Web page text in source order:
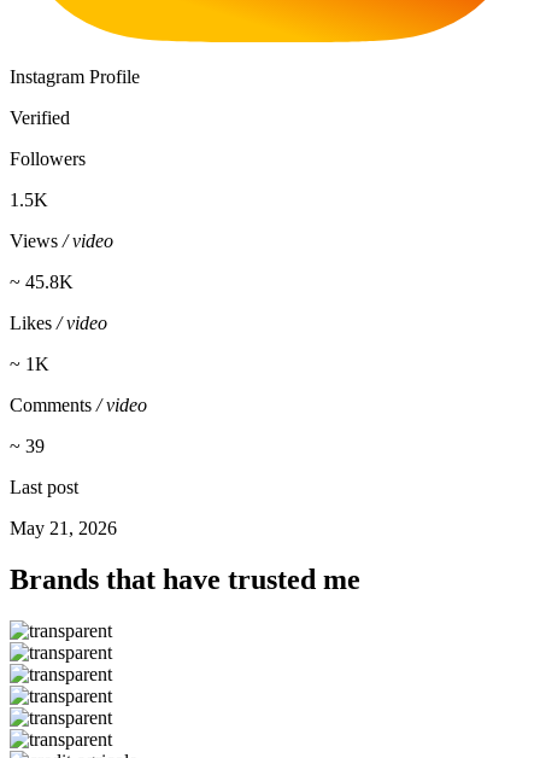
Instagram Profile
Verified
Followers
1.5K
Views / video
~ 45.8K
Likes / video
~ 1K
Comments / video
~ 39
Last post
May 21, 2026
Brands that have trusted me